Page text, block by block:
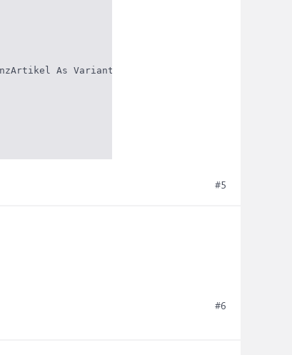
As Variant) As String
#5
#6